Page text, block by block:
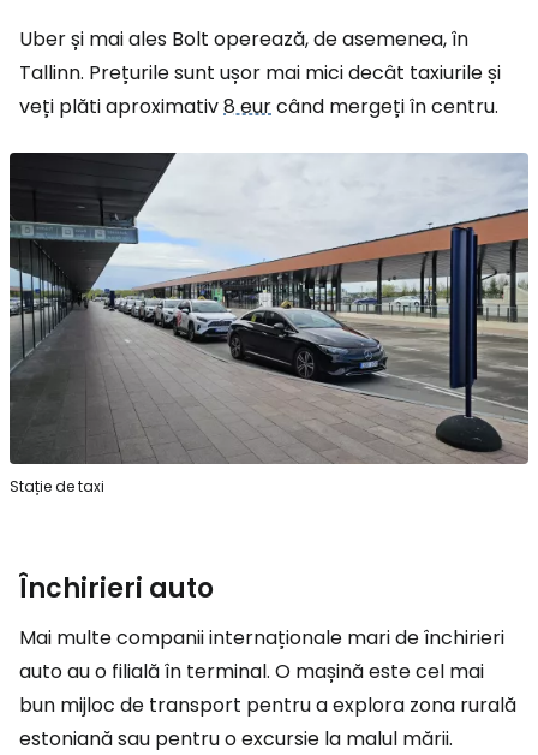
Uber și mai ales Bolt operează, de asemenea, în
Tallinn. Prețurile sunt ușor mai mici decât taxiurile și
veți plăti aproximativ8 eurcând mergeți în centru.
Stație de taxi
Închirieri auto
Mai multe companii internaționale mari de închirieri
auto au o filială în terminal. O mașină este cel mai
bun mijloc de transport pentru a explora zona rurală
estoniană sau pentru o excursie la malul mării.